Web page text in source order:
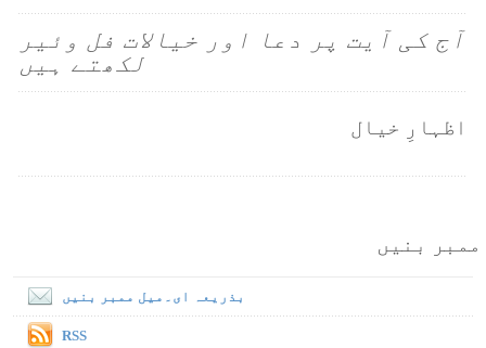
آج کی آیت پر دعا اور خیالات فل وئیر
لکھتے ہیں
اظہارِ خیال
ممبر بنیں
بذریعہ ای۔میل ممبر بنیں
RSS